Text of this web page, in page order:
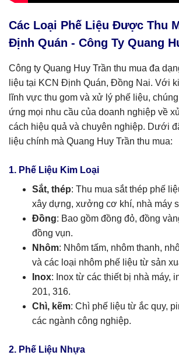
Các Loại Phế Liệu Được Thu
Định Quán - Công Ty Quang
Công ty Quang Huy Trần thu mua đa
liệu tại KCN Định Quán, Đồng Nai. Với
lĩnh vực thu gom và xử lý phế liệu,
ứng mọi nhu cầu của doanh nghiệp về
cách hiệu quả và chuyên nghiệp. Dưới
liệu chính mà Quang Huy Trần thu mua:
1. Phế Liệu Kim Loại
Sắt, thép: Thu mua sắt thép phế
xây dựng, xưởng cơ khí, nhà máy
Đồng: Bao gồm đồng đỏ, đồng
đồng vụn.
Nhôm: Nhôm tấm, nhôm thanh,
và các loại nhôm phế liệu từ sản
Inox: Inox từ các thiết bị nhà máy,
201, 316.
Chì, kẽm: Chì phế liệu từ ắc quy,
các ngành công nghiệp.
2. Phế Liệu Nhựa